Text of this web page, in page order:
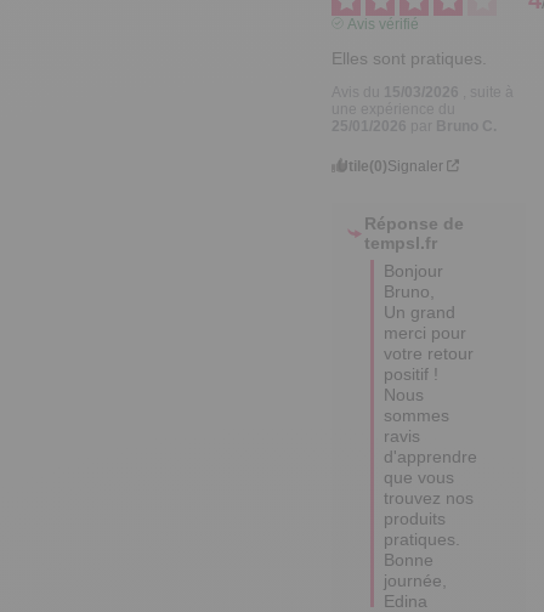
Avis vérifié
Elles sont pratiques.
15/03/2026
Utile(0)Signaler
Réponse de
tempsl.fr
Bonjour
Bruno,
Un grand
merci pour
votre retour
positif !
Nous
sommes
ravis
d'apprendre
que vous
trouvez nos
produits
pratiques.
Bonne
journée,
Edina